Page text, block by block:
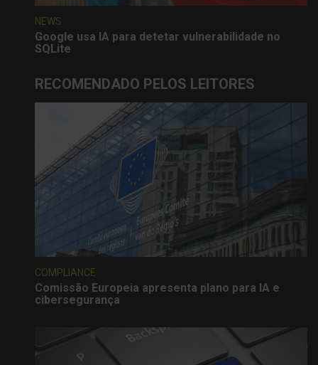
NEWS
Google usa IA para detetar vulnerabilidade no
SQLite
RECOMENDADO PELOS LEITORES
COMPLIANCE
Comissão Europeia apresenta plano para IA e
cibersegurança